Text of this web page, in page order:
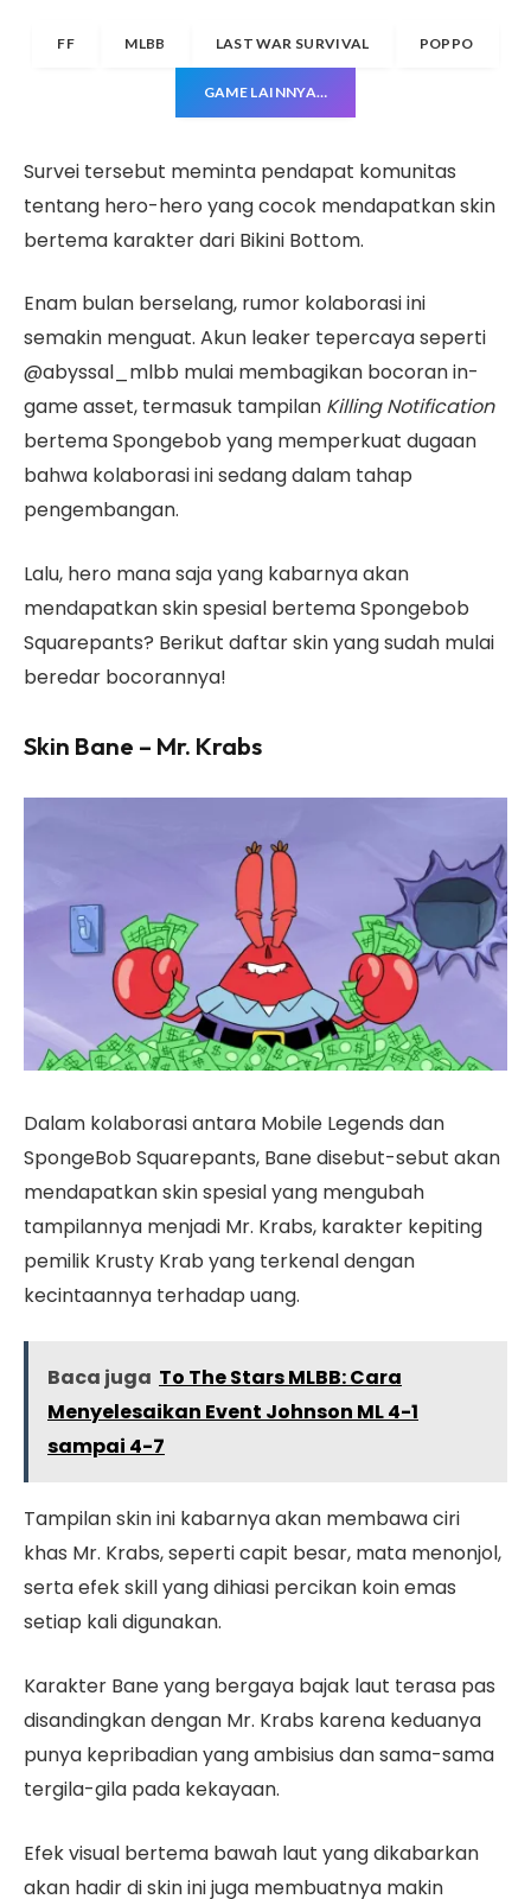
FF MLBB LAST WAR SURVIVAL POPPO
GAME LAINNYA…
Survei tersebut meminta pendapat komunitas
tentang hero-hero yang cocok mendapatkan skin
bertema karakter dari Bikini Bottom.
Enam bulan berselang, rumor kolaborasi ini
semakin menguat. Akun leaker tepercaya seperti
@abyssal_mlbb mulai membagikan bocoran in-
game asset, termasuk tampilan Killing Notification
bertema Spongebob yang memperkuat dugaan
bahwa kolaborasi ini sedang dalam tahap
pengembangan.
Lalu, hero mana saja yang kabarnya akan
mendapatkan skin spesial bertema Spongebob
Squarepants? Berikut daftar skin yang sudah mulai
beredar bocorannya!
Skin Bane – Mr. Krabs
Dalam kolaborasi antara Mobile Legends dan
SpongeBob Squarepants, Bane disebut-sebut akan
mendapatkan skin spesial yang mengubah
tampilannya menjadi Mr. Krabs, karakter kepiting
pemilik Krusty Krab yang terkenal dengan
kecintaannya terhadap uang.
Baca juga To The Stars MLBB: Cara
Menyelesaikan Event Johnson ML 4-1
sampai 4-7
Tampilan skin ini kabarnya akan membawa ciri
khas Mr. Krabs, seperti capit besar, mata menonjol,
serta efek skill yang dihiasi percikan koin emas
setiap kali digunakan.
Karakter Bane yang bergaya bajak laut terasa pas
disandingkan dengan Mr. Krabs karena keduanya
punya kepribadian yang ambisius dan sama-sama
tergila-gila pada kekayaan.
Efek visual bertema bawah laut yang dikabarkan
akan hadir di skin ini juga membuatnya makin